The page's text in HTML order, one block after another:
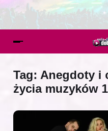
Tag: Anegdoty i
życia muzyków